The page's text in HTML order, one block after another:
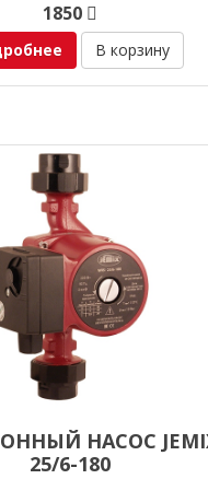
1850
В корзину
НАСОС
25/6-180